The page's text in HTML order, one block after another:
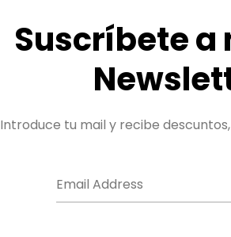
Suscríbete a
Introduce tu mail y recibe